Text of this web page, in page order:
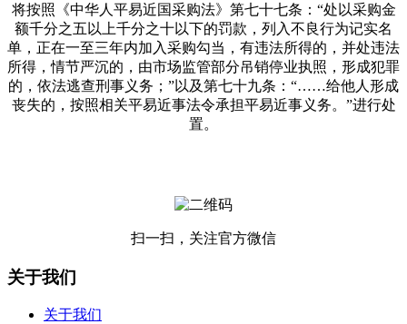
将按照《中华人平易近国采购法》第七十七条：“处以采购金
额千分之五以上千分之十以下的罚款，列入不良行为记实名
单，正在一至三年内加入采购勾当，有违法所得的，并处违法
所得，情节严沉的，由市场监管部分吊销停业执照，形成犯罪
的，依法逃查刑事义务；”以及第七十九条：“……给他人形成
丧失的，按照相关平易近事法令承担平易近事义务。”进行处
置。
扫一扫，关注官方微信
关于我们
关于我们